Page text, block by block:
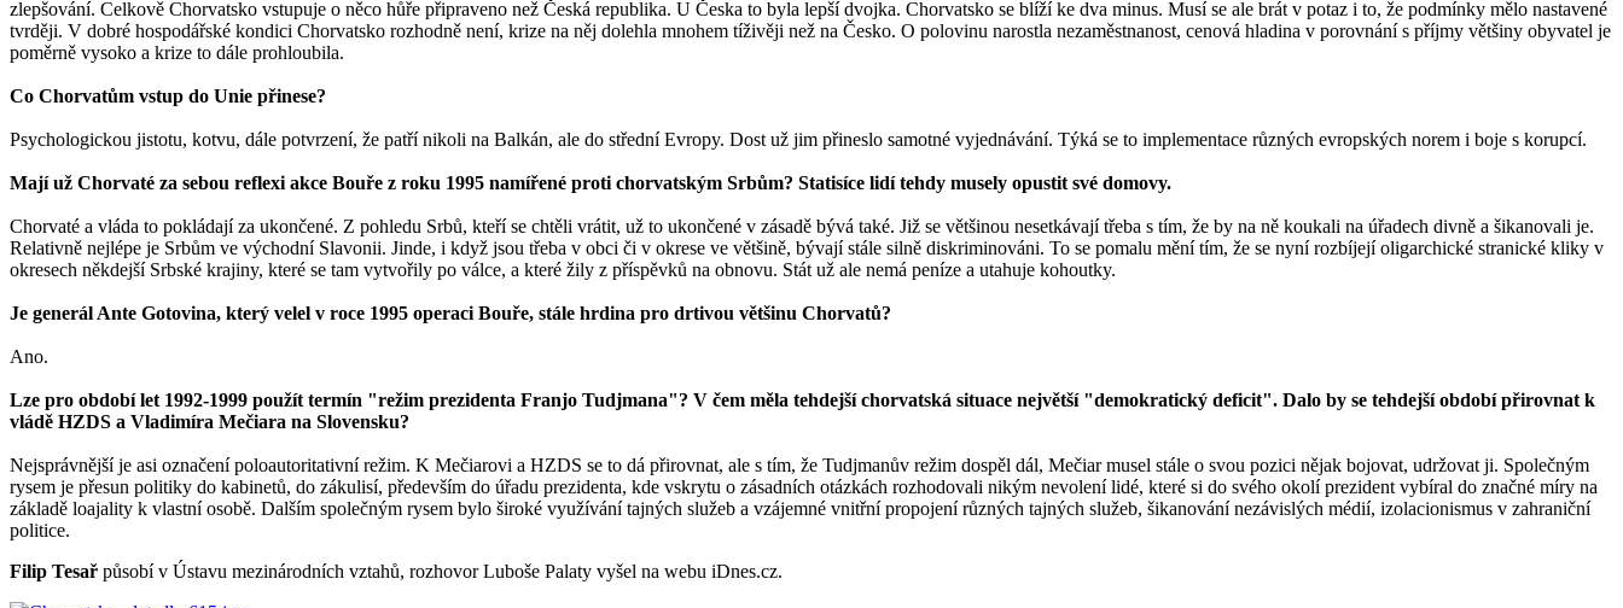
zlepšování. Celkově Chorvatsko vstupuje o něco hůře připraveno než Česká republika. U Česka to byla lepší dvojka. Chorvatsko se blíží ke dva minus. Musí se ale brát v potaz i to, že podmínky mělo nastavené
tvrději. V dobré hospodářské kondici Chorvatsko rozhodně není, krize na něj dolehla mnohem tíživěji než na Česko. O polovinu narostla nezaměstnanost, cenová hladina v porovnání s příjmy většiny obyvatel je
poměrně vysoko a krize to dále prohloubila.
Co Chorvatům vstup do Unie přinese?
Psychologickou jistotu, kotvu, dále potvrzení, že patří nikoli na Balkán, ale do střední Evropy. Dost už jim přineslo samotné vyjednávání. Týká se to implementace různých evropských norem i boje s korupcí.
Mají už Chorvaté za sebou reflexi akce Bouře z roku 1995 namířené proti chorvatským Srbům? Statisíce lidí tehdy musely opustit své domovy.
Chorvaté a vláda to pokládají za ukončené. Z pohledu Srbů, kteří se chtěli vrátit, už to ukončené v zásadě bývá také. Již se většinou nesetkávají třeba s tím, že by na ně koukali na úřadech divně a šikanovali je.
Relativně nejlépe je Srbům ve východní Slavonii. Jinde, i když jsou třeba v obci či v okrese ve většině, bývají stále silně diskriminováni. To se pomalu mění tím, že se nyní rozbíjejí oligarchické stranické kliky v
okresech někdejší Srbské krajiny, které se tam vytvořily po válce, a které žily z příspěvků na obnovu. Stát už ale nemá peníze a utahuje kohoutky.
Je generál Ante Gotovina, který velel v roce 1995 operaci Bouře, stále hrdina pro drtivou většinu Chorvatů?
Ano.
Lze pro období let 1992-1999 použít termín "režim prezidenta Franjo Tudjmana"? V čem měla tehdejší chorvatská situace největší "demokratický deficit". Dalo by se tehdejší období přirovnat k
vládě HZDS a Vladimíra Mečiara na Slovensku?
Nejsprávnější je asi označení poloautoritativní režim. K Mečiarovi a HZDS se to dá přirovnat, ale s tím, že Tudjmanův režim dospěl dál, Mečiar musel stále o svou pozici nějak bojovat, udržovat ji. Společným
rysem je přesun politiky do kabinetů, do zákulisí, především do úřadu prezidenta, kde vskrytu o zásadních otázkách rozhodovali nikým nevolení lidé, které si do svého okolí prezident vybíral do značné míry na
základě loajality k vlastní osobě. Dalším společným rysem bylo široké využívání tajných služeb a vzájemné vnitřní propojení různých tajných služeb, šikanování nezávislých médií, izolacionismus v zahraniční
politice.
Filip Tesař působí v Ústavu mezinárodních vztahů, rozhovor Luboše Palaty vyšel na webu iDnes.cz.